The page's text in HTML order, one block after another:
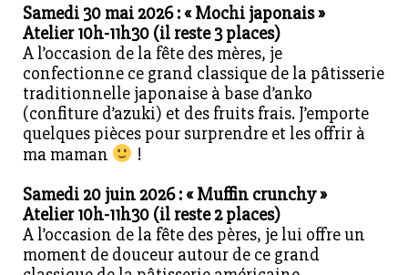
Samedi 30 mai 2026 : « Mochi japonais »
Atelier 10h-11h30 (il reste 3 places)
A l’occasion de la fête des mères, je
confectionne ce grand classique de la pâtisserie
traditionnelle japonaise à base d’anko
(confiture d’azuki) et des fruits frais. J’emporte
quelques pièces pour surprendre et les offrir à
ma maman
!
Samedi 20 juin 2026 : « Muffin crunchy »
Atelier 10h-11h30 (il reste 2 places)
A l’occasion de la fête des pères, je lui offre un
moment de douceur autour de ce grand